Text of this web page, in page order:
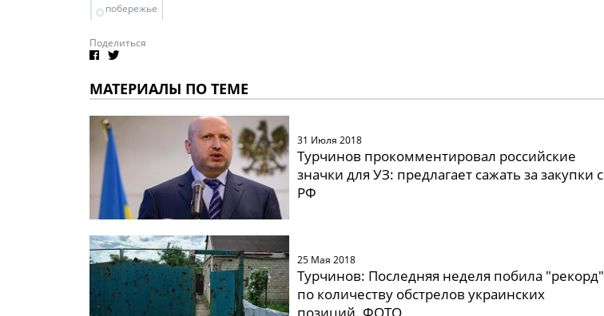
побережье
Поделиться
МАТЕРИАЛЫ ПО ТЕМЕ
31 Июля 2018
Турчинов прокомментировал российские
значки для УЗ: предлагает сажать за закупки с
РФ
25 Мая 2018
Турчинов: Последняя неделя побила "рекорд"
по количеству обстрелов украинских